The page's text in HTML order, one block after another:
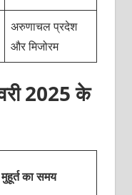
अरुणाचल प्रदेश
और मिजोरम
2025 के
मुहूर्त का समय